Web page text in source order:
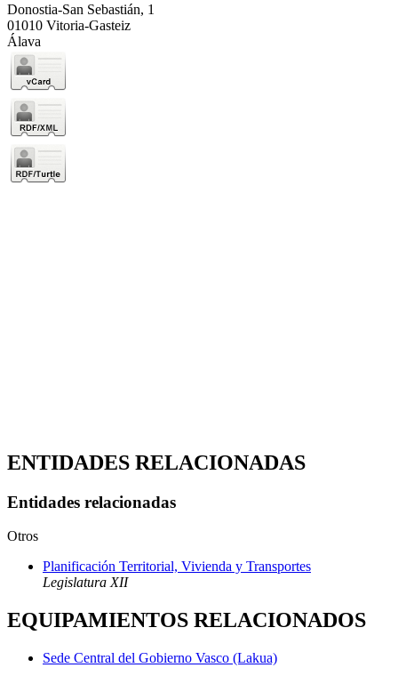
Donostia-San Sebastián, 1
01010 Vitoria-Gasteiz
Álava
ENTIDADES RELACIONADAS
Entidades relacionadas
Otros
Planificación Territorial, Vivienda y Transportes
Legislatura XII
EQUIPAMIENTOS RELACIONADOS
Sede Central del Gobierno Vasco (Lakua)